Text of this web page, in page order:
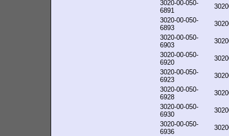
3020-00-050-
6891
3020-00-050-
6893
3020-00-050-
6903
3020-00-050-
6920
3020-00-050-
6923
3020-00-050-
6928
3020-00-050-
6930
3020-00-050-
6936